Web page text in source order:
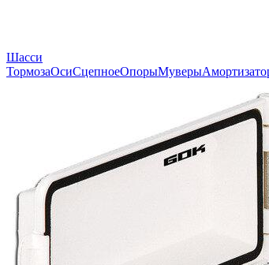
Шасси
ТормозаОсиСцепноеОпорыМуверы